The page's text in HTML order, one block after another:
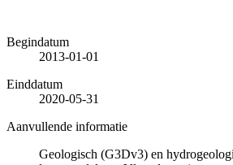
Begindatum
2013-01-01
Einddatum
2020-05-31
Aanvullende informatie
Geologisch (G3Dv3) en